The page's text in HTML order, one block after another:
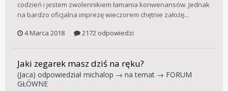
codzień i jestem zwolennikiem łamania konwenansów. Jednak
na bardzo oficjalna imprezę wieczorem chętnie założę...
4 Marca 2018
2172 odpowiedzi
Jaki zegarek masz dziś na ręku?
(Jaca) odpowiedział michalop → na temat → FORUM
GŁÓWNE